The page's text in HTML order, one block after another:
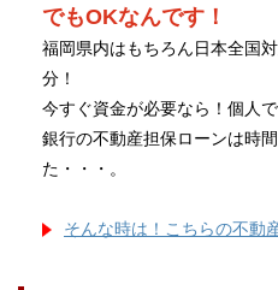
でもOKなんです！
福岡県内はもちろん日本全国
分！
今すぐ資金が必要なら！個人
銀行の不動産担保ローンは時
た・・・。
そんな時は！こちらの不動